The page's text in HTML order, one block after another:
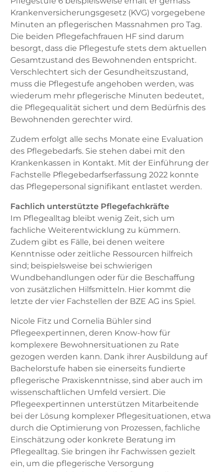
Krankenversicherungsgesetz (KVG) vorgegebene
Minuten an pflegerischen Massnahmen pro Tag.
Die beiden Pflegefachfrauen HF sind darum
besorgt, dass die Pflegestufe stets dem aktuellen
Gesamtzustand des Bewohnenden entspricht.
Verschlechtert sich der Gesundheitszustand,
muss die Pflegestufe angehoben werden, was
wiederum mehr pflegerische Minuten bedeutet,
die Pflege­qualität sichert und dem Bedürfnis des
Bewohnenden gerechter wird.
Zudem erfolgt alle sechs Monate eine Evaluation
des Pflegebedarfs. Sie stehen dabei mit den
Krankenkassen in Kontakt. Mit der Einführung der
Fachstelle Pflegebedarfserfassung 2022 konnte
das Pflegepersonal signifikant entlastet werden.
Fachlich unterstützte Pflegefachkräfte
Im Pflegealltag bleibt wenig Zeit, sich um
fachliche Weiterentwicklung zu kümmern.
Zudem gibt es Fälle, bei denen weitere
Kenntnisse oder zeitliche Ressourcen hilfreich
sind; beispielsweise bei schwierigen
Wundbehandlungen oder für die Beschaffung
von zusätzlichen Hilfsmitteln. Hier kommt die
letzte der vier Fachstellen der BZE AG ins Spiel.
Nicole Fitz und Cornelia Bühler sind
Pflegeexpertinnen, deren Know-how für
komplexere Bewohnersituationen zu Rate
gezogen werden kann. Dank ihrer Ausbildung auf
Bachelorstufe haben sie einerseits fundierte
pflegerische Praxiskenntnisse, sind aber auch im
wissenschaftlichen Umfeld versiert. Die
Pflegeexpertinnen unterstützen Mitarbeitende
bei der Lösung komplexer Pflegesituationen, etwa
durch die Optimierung von Prozessen, fachliche
Einschätzung oder konkrete Beratung im
Pflegealltag. Sie bringen ihr Fachwissen gezielt
ein, um die pflegerische Versorgung